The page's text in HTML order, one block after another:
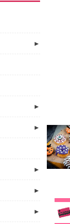
►
►
►
►
►
►